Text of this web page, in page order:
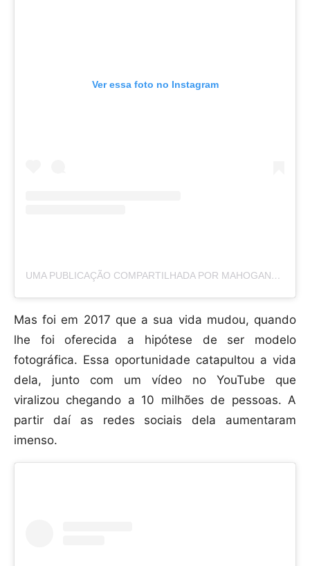
Ver essa foto no Instagram
UMA PUBLICAÇÃO COMPARTILHADA POR MAHOGANY GETER (@LYMPH.GODDESS23)
Mas foi em 2017 que a sua vida mudou, quando
lhe foi oferecida a hipótese de ser modelo
fotográfica. Essa oportunidade catapultou a vida
dela, junto com um vídeo no YouTube que
viralizou chegando a 10 milhões de pessoas. A
partir daí as redes sociais dela aumentaram
imenso.